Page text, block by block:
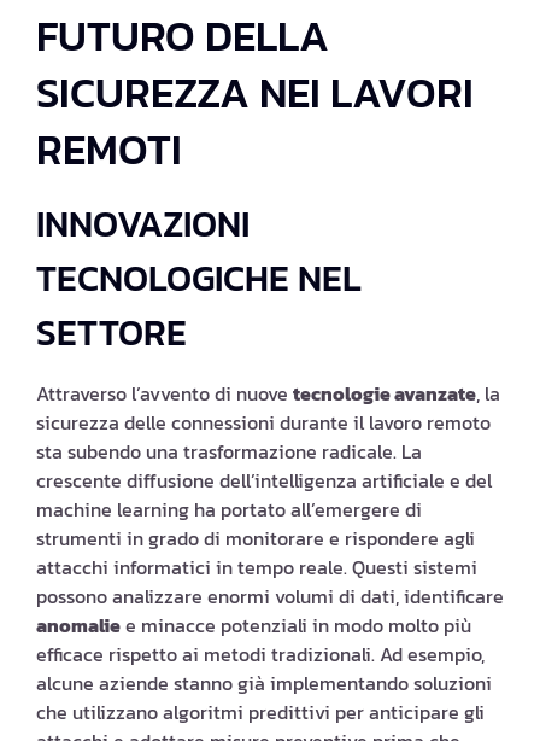
FUTURO DELLA
SICUREZZA NEI LAVORI
REMOTI
INNOVAZIONI
TECNOLOGICHE NEL
SETTORE
Attraverso l’avvento di nuove tecnologie avanzate, la
sicurezza delle connessioni durante il lavoro remoto
sta subendo una trasformazione radicale. La
crescente diffusione dell’intelligenza artificiale e del
machine learning ha portato all’emergere di
strumenti in grado di monitorare e rispondere agli
attacchi informatici in tempo reale. Questi sistemi
possono analizzare enormi volumi di dati, identificare
anomaliee minacce potenziali in modo molto più
efficace rispetto ai metodi tradizionali. Ad esempio,
alcune aziende stanno già implementando soluzioni
che utilizzano algoritmi predittivi per anticipare gli